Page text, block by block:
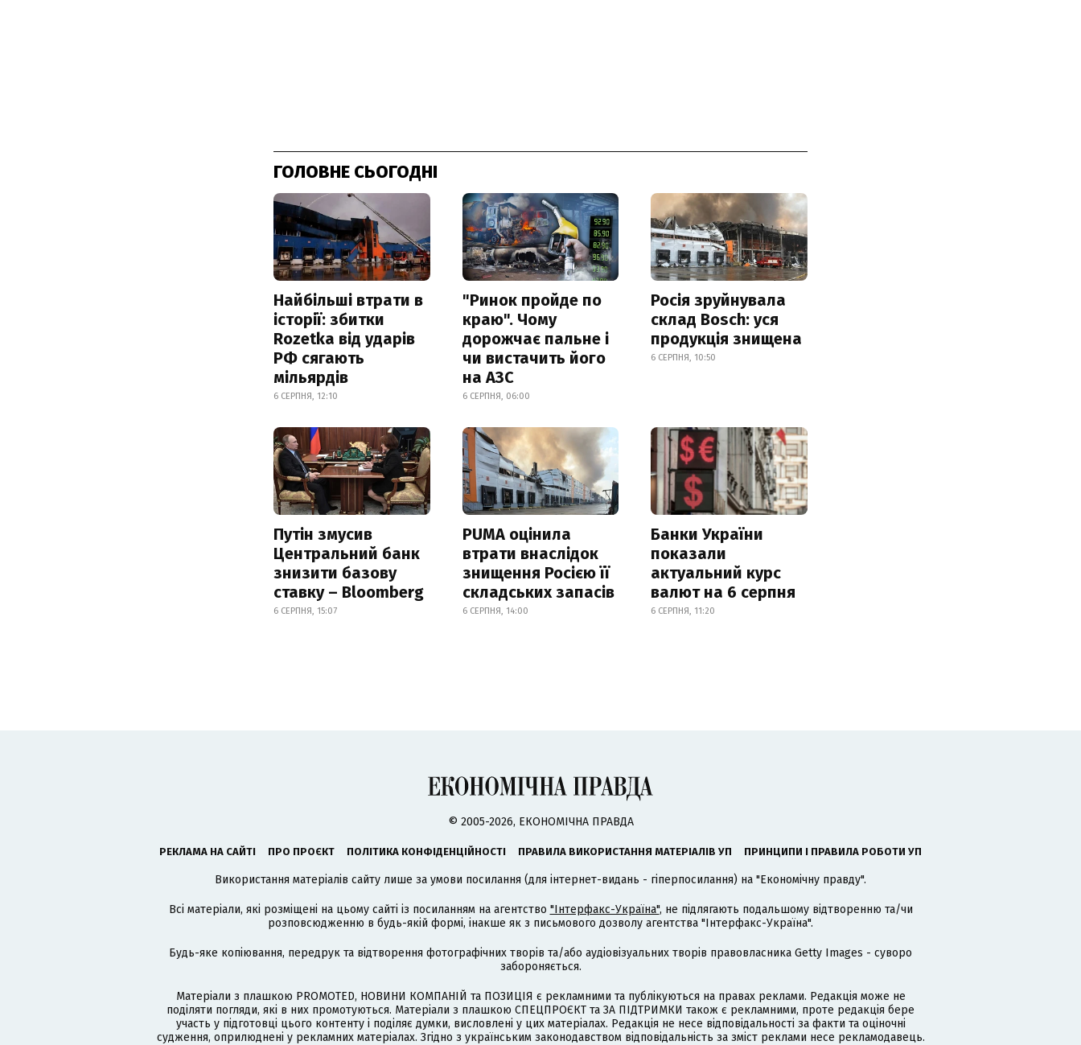
ГОЛОВНЕ СЬОГОДНІ
Найбільші втрати в
історії: збитки
Rozetka від ударів
РФ сягають
мільярдів
6 СЕРПНЯ, 12:10
"Ринок пройде по
краю". Чому
дорожчає пальне і
чи вистачить його
на АЗС
6 СЕРПНЯ, 06:00
Росія зруйнувала
склад Bosch: уся
продукція знищена
6 СЕРПНЯ, 10:50
Путін змусив
Центральний банк
знизити базову
ставку – Bloomberg
6 СЕРПНЯ, 15:07
PUMA оцінила
втрати внаслідок
знищення Росією її
складських запасів
6 СЕРПНЯ, 14:00
Банки України
показали
актуальний курс
валют на 6 серпня
6 СЕРПНЯ, 11:20
© 2005-2026, ЕКОНОМІЧНА ПРАВДА
РЕКЛАМА НА САЙТІ ПРО ПРОЄКТ ПОЛІТИКА КОНФІДЕНЦІЙНОСТІ ПРАВИЛА ВИКОРИСТАННЯ МАТЕРІАЛІВ УП ПРИНЦИПИ І ПРАВИЛА РОБОТИ УП
Використання матеріалів сайту лише за умови посилання (для інтернет-видань - гіперпосилання) на "Економічну правду".
Всі матеріали, які розміщені на цьому сайті із посиланням на агентство "Інтерфакс-Україна", не підлягають подальшому відтворенню та/чи
розповсюдженню в будь-якій формі, інакше як з письмового дозволу агентства "Інтерфакс-Україна".
Будь-яке копіювання, передрук та відтворення фотографічних творів та/або аудіовізуальних творів правовласника Getty Images - суворо
забороняється.
Матеріали з плашкою PROMOTED, НОВИНИ КОМПАНІЙ та ПОЗИЦІЯ є рекламними та публікуються на правах реклами. Редакція може не
поділяти погляди, які в них промотуються. Матеріали з плашкою СПЕЦПРОЄКТ та ЗА ПІДТРИМКИ також є рекламними, проте редакція бере
участь у підготовці цього контенту і поділяє думки, висловлені у цих матеріалах. Редакція не несе відповідальності за факти та оціночні
судження, оприлюднені у рекламних матеріалах. Згідно з українським законодавством відповідальність за зміст реклами несе рекламодавець.